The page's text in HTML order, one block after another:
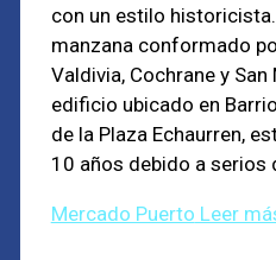
con un estilo
manzana conformado
Valdivia, Cochrane y San
edificio ubicado en
de la Plaza Echaurren,
10 años debido a serios
Mercado Puerto Leer